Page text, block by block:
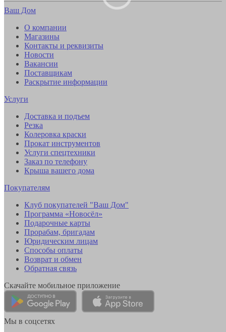
Ваш Дом
О компании
Магазины
Контакты и реквизиты
Новости
Вакансии
Поставщикам
Раскрытие информации
Услуги
Доставка и подъем
Резка
Колеровка краски
Прокат инструментов
Услуги спецтехники
Заказ по телефону
Крыша вашего дома
Покупателям
Клуб покупателей "Ваш Дом"
Программа «Новосёл»
Подарочные карты
Прорабам, бригадам
Юридическим лицам
Способы оплаты
Возврат и обмен
Обратная связь
Скачайте мобильное приложение
Мы в соцсетях